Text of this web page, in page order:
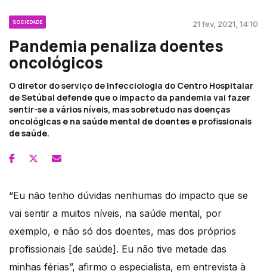
SOCIEDADE 21 fev, 2021, 14:10
Pandemia penaliza doentes
oncológicos
O diretor do serviço de Infecciologia do Centro Hospitalar
de Setúbal defende que o impacto da pandemia vai fazer
sentir-se a vários níveis, mas sobretudo nas doenças
oncológicas e na saúde mental de doentes e profissionais
de saúde.
“Eu não tenho dúvidas nenhumas do impacto que se
vai sentir a muitos níveis, na saúde mental, por
exemplo, e não só dos doentes, mas dos próprios
profissionais [de saúde]. Eu não tive metade das
minhas férias”, afirmo o especialista, em entrevista à